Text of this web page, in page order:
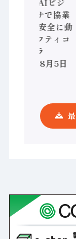
セミコン AIビジ
ョンセンサで協業
/ IDEC、安全に動
かすセーフティコ
ントローラ
（2026年8月5日